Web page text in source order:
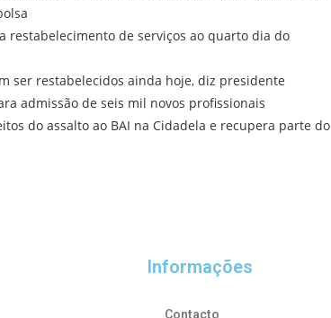
restabelecimento de serviços ao quarto dia do
ser restabelecidos ainda hoje, diz presidente
admissão de seis mil novos profissionais
do assalto ao BAI na Cidadela e recupera parte do
Informações
Contacto